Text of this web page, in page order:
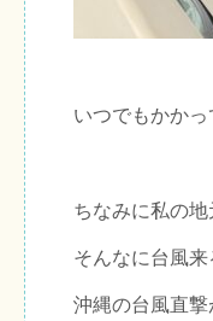
いつでもかかっ
ちなみに私の地
そんなに台風
沖縄の台風直